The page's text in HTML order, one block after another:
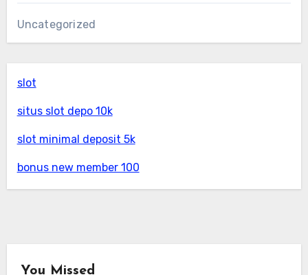
Uncategorized
slot
situs slot depo 10k
slot minimal deposit 5k
bonus new member 100
You Missed